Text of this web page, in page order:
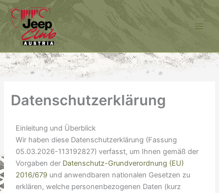
Zum
Inhalt
springen
Datenschutzerklärung
Einleitung und Überblick
Wir haben diese Datenschutzerklärung (Fassung
05.03.2026-113192827) verfasst, um Ihnen gemäß der
Vorgaben der Datenschutz-Grundverordnung (EU)
2016/679 und anwendbaren nationalen Gesetzen zu
erklären, welche personenbezogenen Daten (kurz